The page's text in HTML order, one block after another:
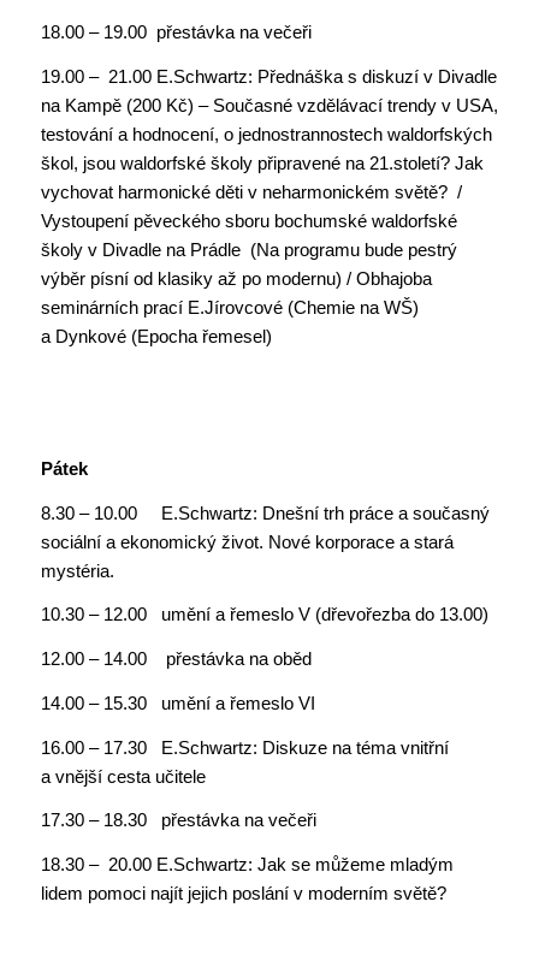
18.00 – 19.00 přestávka na večeři
19.00 – 21.00 E.Schwartz: Přednáška s diskuzí v Divadle
na Kampě (200 Kč) – Současné vzdělávací trendy v USA,
testování a hodnocení, o jednostrannostech waldorfských
škol, jsou waldorfské školy připravené na 21.století? Jak
vychovat harmonické děti v neharmonickém světě? /
Vystoupení pěveckého sboru bochumské waldorfské
školy v Divadle na Prádle (Na programu bude pestrý
výběr písní od klasiky až po modernu) / Obhajoba
seminárních prací E.Jírovcové (Chemie na WŠ)
a Dynkové (Epocha řemesel)
Pátek
8.30 – 10.00 E.Schwartz: Dnešní trh práce a současný
sociální a ekonomický život. Nové korporace a stará
mystéria.
10.30 – 12.00 umění a řemeslo V (dřevořezba do 13.00)
12.00 – 14.00 přestávka na oběd
14.00 – 15.30 umění a řemeslo VI
16.00 – 17.30 E.Schwartz: Diskuze na téma vnitřní
a vnější cesta učitele
17.30 – 18.30 přestávka na večeři
18.30 – 20.00 E.Schwartz: Jak se můžeme mladým
lidem pomoci najít jejich poslání v moderním světě?